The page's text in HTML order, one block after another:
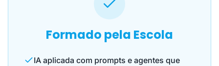
Formado pela Escola
IA aplicada com prompts e agentes que